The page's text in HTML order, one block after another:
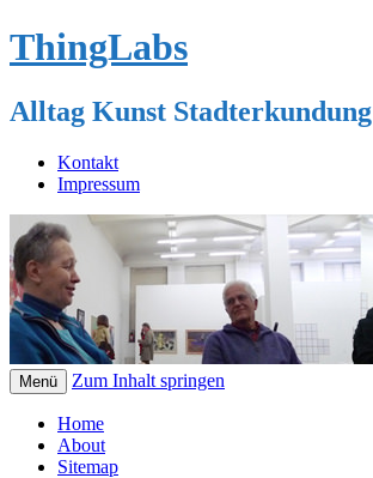
ThingLabs
Alltag Kunst Stadterkundung
Kontakt
Impressum
Menü Zum Inhalt springen
Home
About
Sitemap